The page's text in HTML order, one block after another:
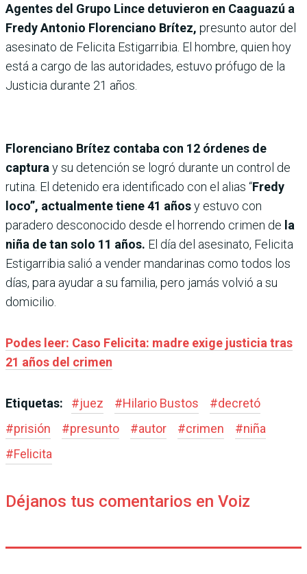
Agentes del Grupo Lince detuvieron en Caaguazú a
Fredy Antonio Florenciano Brítez, presunto autor del
asesinato de Felicita Estigarribia. El hombre, quien hoy
está a cargo de las autoridades, estuvo prófugo de la
Justicia durante 21 años.
Florenciano Brítez contaba con 12 órdenes de
captura y su detención se logró durante un control de
rutina. El detenido era identificado con el alias “Fredy
loco”, actualmente tiene 41 añosy estuvo con
paradero desconocido desde el horrendo crimen de la
niña de tan solo 11 años. El día del asesinato, Felicita
Estigarribia salió a vender mandarinas como todos los
días, para ayudar a su familia, pero jamás volvió a su
domicilio.
Podes leer: Caso Felicita: madre exige justicia tras
21 años del crimen
Etiquetas: #juez #Hilario Bustos #decretó
#prisión #presunto #autor #crimen #niña
#Felicita
Déjanos tus comentarios en Voiz